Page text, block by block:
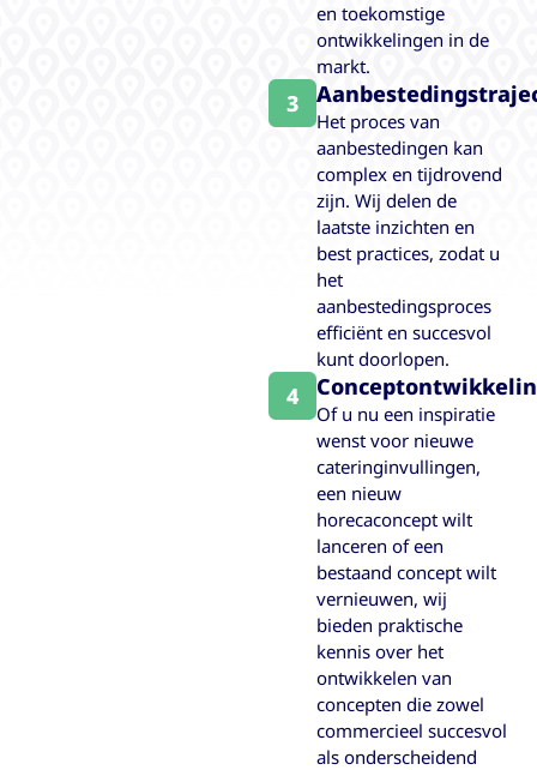
en toekomstige
ontwikkelingen in de
markt.
3
Het proces van
aanbestedingen kan
complex en tijdrovend
zijn. Wij delen de
laatste inzichten en
best practices, zodat u
het
aanbestedingsproces
efficiënt en succesvol
kunt doorlopen.
4
Of u nu een inspiratie
wenst voor nieuwe
cateringinvullingen,
een nieuw
horecaconcept wilt
lanceren of een
bestaand concept wilt
vernieuwen, wij
bieden praktische
kennis over het
ontwikkelen van
concepten die zowel
commercieel succesvol
als onderscheidend